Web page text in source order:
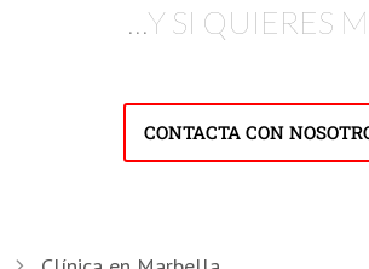
…Y SI QUIERES
CONTACTA CON